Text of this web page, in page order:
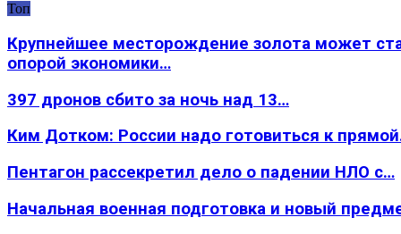
Топ
Крупнейшее месторождение золота может
опорой экономики…
397 дронов сбито за ночь над 13…
Ким Дотком: России надо готовиться к
Пентагон рассекретил дело о падении НЛО с…
Начальная военная подготовка и новый